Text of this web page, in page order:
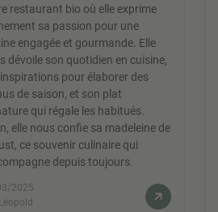
restaurant bio où elle exprime
sa passion pour une
engagée et gourmande. Elle
dévoile son quotidien en cuisine,
pour élaborer des
de saison, et son plat
qui régale les habitués.
elle nous confie sa madeleine de
ce souvenir culinaire qui
depuis toujours.
2025